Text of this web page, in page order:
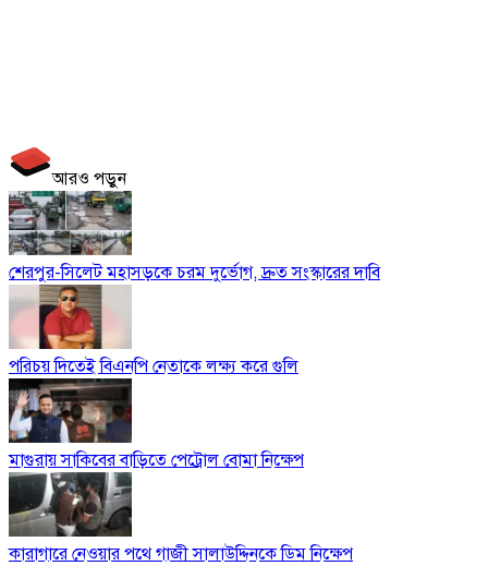
আরও পড়ুন
শেরপুর-সিলেট মহাসড়কে চরম দুর্ভোগ, দ্রুত সংস্কারের দাবি
পরিচয় দিতেই বিএনপি নেতাকে লক্ষ্য করে গুলি
মাগুরায় সাকিবের বাড়িতে পেট্রোল বোমা নিক্ষেপ
কারাগারে নেওয়ার পথে গাজী সালাউদ্দিনকে ডিম নিক্ষেপ